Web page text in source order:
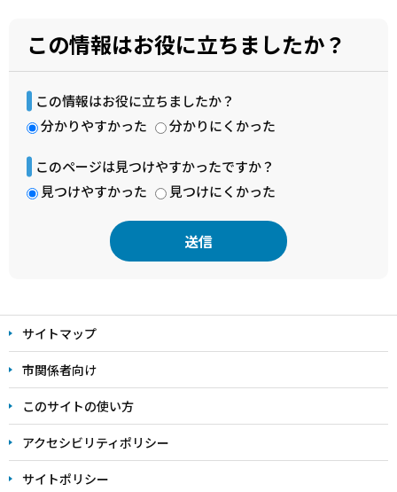
この情報はお役に立ちましたか？
この情報はお役に立ちましたか？
分かりやすかった
分かりにくかった
このページは見つけやすかったですか？
見つけやすかった
見つけにくかった
文
こ
こ
ま
サイトマップ
市関係者向け
このサイトの使い方
アクセシビリティポリシー
サイトポリシー